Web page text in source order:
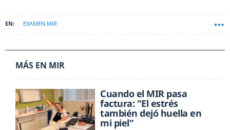
EXAMEN MIR
MÁS EN MIR
Cuando el MIR pasa
factura: "El estrés
también dejó huella en
mi piel"